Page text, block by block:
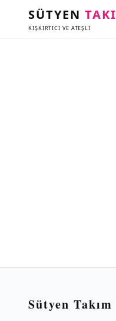
SÜTYEN
KIŞKIRTICI VE ATEŞLİ
Sütyen Takım